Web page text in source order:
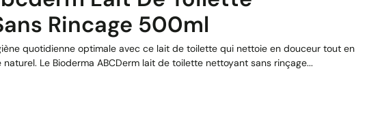
Rincage 500ml
quotidienne optimale avec ce lait de toilette qui nettoie en douceur tout en
Le Bioderma ABCDerm lait de toilette nettoyant sans rinçage...